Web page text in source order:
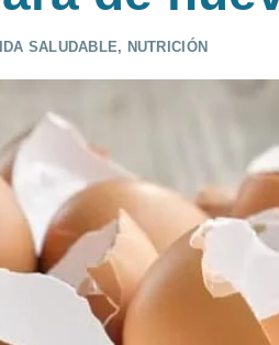
SALUDABLE, NUTRICIÓN